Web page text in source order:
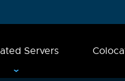
Servers